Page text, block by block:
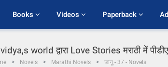
Books Videos Paperback
world द्वारा Love Stories मराठी में
Novels Marathi Novels जानू - 37 - Novels